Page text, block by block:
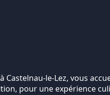
Castelnau-le-Lez, vous
pour une expérience